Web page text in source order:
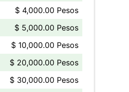
$ 4,000.00 Pesos
$ 5,000.00 Pesos
$ 10,000.00 Pesos
$ 20,000.00 Pesos
$ 30,000.00 Pesos